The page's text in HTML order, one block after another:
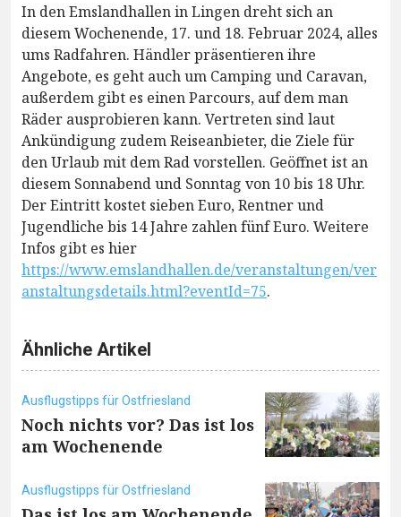
In den Emslandhallen in Lingen dreht sich an
diesem Wochenende, 17. und 18. Februar 2024, alles
ums Radfahren. Händler präsentieren ihre
Angebote, es geht auch um Camping und Caravan,
außerdem gibt es einen Parcours, auf dem man
Räder ausprobieren kann. Vertreten sind laut
Ankündigung zudem Reiseanbieter, die Ziele für
den Urlaub mit dem Rad vorstellen. Geöffnet ist an
diesem Sonnabend und Sonntag von 10 bis 18 Uhr.
Der Eintritt kostet sieben Euro, Rentner und
Jugendliche bis 14 Jahre zahlen fünf Euro. Weitere
Infos gibt es hier
https://www.emslandhallen.de/veranstaltungen/ver
anstaltungsdetails.html?eventId=75.
Ähnliche Artikel
Ausflugstipps für Ostfriesland
Noch nichts vor? Das ist los
am Wochenende
Ausflugstipps für Ostfriesland